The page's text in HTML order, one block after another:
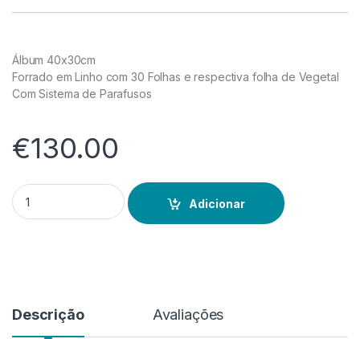
Álbum 40x30cm
Forrado em Linho com 30 Folhas e respectiva folha de Vegetal
Com Sistema de Parafusos
€130.00
Quantidade de Álbum 40x30cm
Adicionar
Descrição Avaliações